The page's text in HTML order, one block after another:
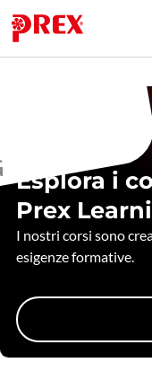
Esplora i
Prex
I nostri corsi sono
esigenze formative.